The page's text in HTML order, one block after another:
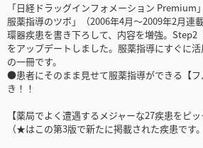
「日経ドラッグインフォメーション Premium
服薬指導のツボ」（2006年4月～2009年2月連
環器疾患を書き下ろして、内容を増強。Step2
をアップデートしました。服薬指導にすぐに
の一冊です。
●患者にそのまま見せて服薬指導ができる【
き！！
【薬局でよく遭遇するメジャーな27疾患をピッ
（★はこの第3版で新たに掲載された疾患です。